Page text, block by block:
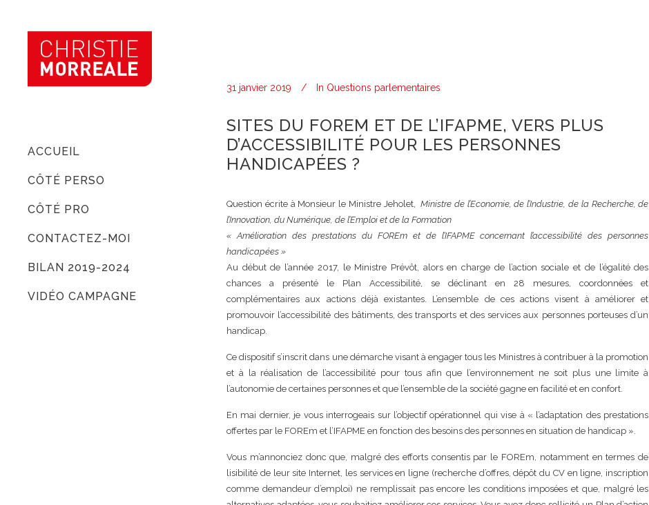
ACCUEIL
CÔTÉ PERSO
CÔTÉ PRO
CONTACTEZ-MOI
BILAN 2019-2024
VIDÉO CAMPAGNE
31 janvier 2019 In Questions parlementaires
SITES DU FOREM ET DE L’IFAPME, VERS PLUS
D’ACCESSIBILITÉ POUR LES PERSONNES
HANDICAPÉES ?
Question écrite à Monsieur le Ministre Jeholet, Ministre de l’Economie, de l’Industrie, de la Recherche, de
l’Innovation, du Numérique, de l’Emploi et de la Formation
« Amélioration des prestations du FOREm et de l’IFAPME concernant l’accessibilité des personnes
handicapées »
Au début de l’année 2017, le Ministre Prévôt, alors en charge de l’action sociale et de l’égalité des
chances a présenté le Plan Accessibilité, se déclinant en 28 mesures, coordonnées et
complémentaires aux actions déjà existantes. L’ensemble de ces actions visent à améliorer et
promouvoir l’accessibilité des bâtiments, des transports et des services aux personnes porteuses d’un
handicap.
Ce dispositif s’inscrit dans une démarche visant à engager tous les Ministres à contribuer à la promotion
et à la réalisation de l’accessibilité pour tous afin que l’environnement ne soit plus une limite à
l’autonomie de certaines personnes et que l’ensemble de la société gagne en facilité et en confort.
En mai dernier, je vous interrogeais sur l’objectif opérationnel qui vise à « l’adaptation des prestations
offertes par le FOREm et l’IFAPME en fonction des besoins des personnes en situation de handicap ».
Vous m’annonciez donc que, malgré des efforts consentis par le FOREm, notamment en termes de
lisibilité de leur site Internet, les services en ligne (recherche d’offres, dépôt du CV en ligne, inscription
comme demandeur d’emploi) ne remplissait pas encore les conditions imposées et que, malgré les